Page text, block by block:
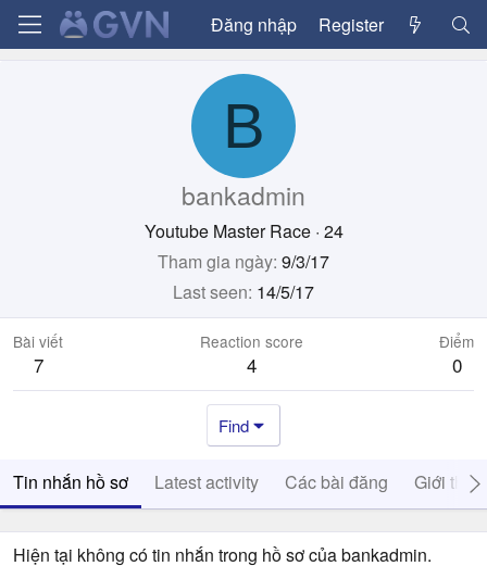
Đăng nhập Register
B
bankadmin
Youtube Master Race · 24
Tham gia ngày 9/3/17
Last seen 14/5/17
Bài viết
7
Reaction score
4
Điểm
0
Find
Tin nhắn hồ sơ Latest activity Các bài đăng Giới thiệu
Hiện tại không có tin nhắn trong hồ sơ của bankadmin.